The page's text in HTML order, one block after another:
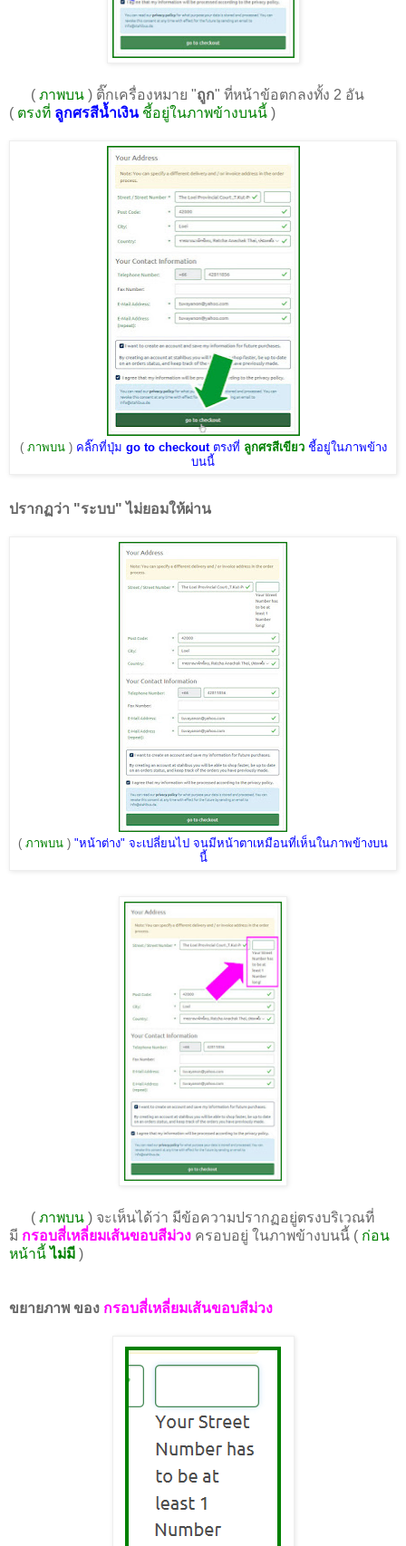
( ภาพบน ) ติ๊กเครื่องหมาย "ถูก" ที่หน้าข้อตกลงทั้ง 2 อัน
( ตรงที่ ลูกศรสีน้ำเงิน ชี้อยู่ในภาพข้างบนนี้ )
( ภาพบน)คลิ๊กที่ปุ่ม go to checkoutตรงที่ ลูกศรสีเขียวชี้อยู่ในภาพข้าง
บนนี้
ปรากฏว่า "ระบบ" ไม่ยอมให้ผ่าน
( ภาพบน ) "หน้าต่าง" จะเปลี่ยนไป จนมีหน้าตาเหมือนที่เห็นในภาพข้างบน
นี้
( ภาพบน ) จะเห็นได้ว่า มีข้อความปรากฏอยู่ตรงบริเวณที่
มี กรอบสี่เหลี่ยมเส้นขอบสีม่วง ครอบอยู่ ในภาพข้างบนนี้ ( ก่อน
หน้านี้ไม่มี )
ขยายภาพ ของ กรอบสี่เหลี่ยมเส้นขอบสีม่วง